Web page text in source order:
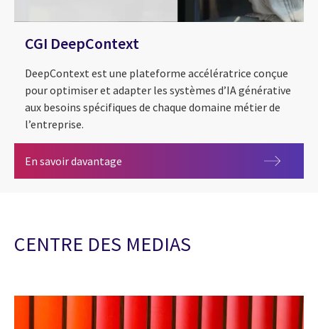
CGI DeepContext
DeepContext est une plateforme accélératrice conçue
pour optimiser et adapter les systèmes d’IA générative
aux besoins spécifiques de chaque domaine métier de
l’entreprise.
En savoir davantage
CENTRE DES MEDIAS